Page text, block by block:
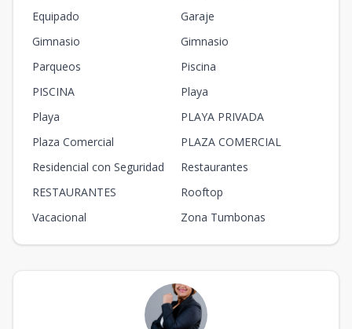
m2
D ROOF
64.23
m2
2
I ROOF
2 21
103.1
m2
81.22
m2
2 2
Equipado
Garaje
Gimnasio
Gimnasio
Parqueos
Piscina
PISCINA
Playa
Playa
PLAYA PRIVADA
Plaza Comercial
PLAZA COMERCIAL
Residencial con Seguridad
Restaurantes
RESTAURANTES
Rooftop
Vacacional
Zona Tumbonas